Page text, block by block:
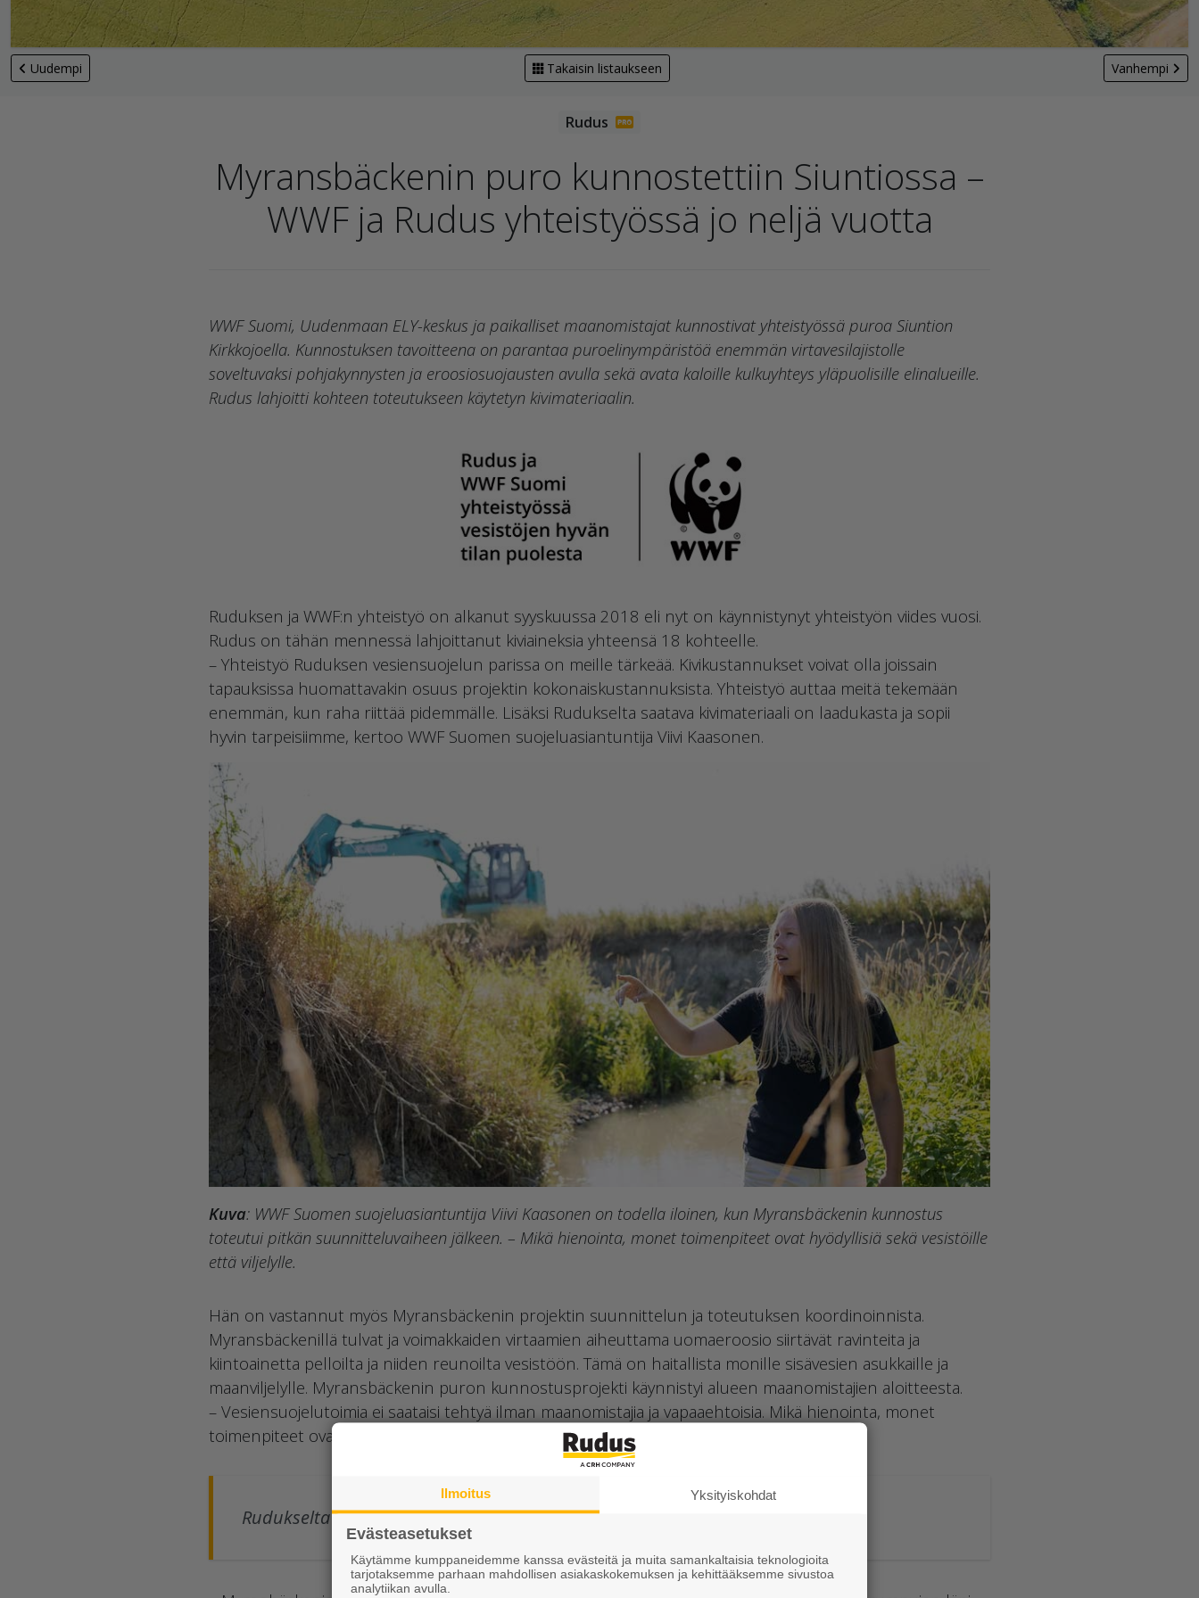
Uudempi Takaisin listaukseen Vanhempi
Myransbäckenin puro kunnostettiin Siuntiossa –
WWF ja Rudus yhteistyössä jo neljä vuotta
WWF Suomi, Uudenmaan ELY-keskus ja paikalliset maanomistajat kunnostivat yhteistyössä puroa Siuntion
Kirkkojoella. Kunnostuksen tavoitteena on parantaa puroelinympäristöä enemmän virtavesilajistolle
soveltuvaksi pohjakynnysten ja eroosiosuojausten avulla sekä avata kaloille kulkuyhteys yläpuolisille elinalueille.
Rudus lahjoitti kohteen toteutukseen käytetyn kivimateriaalin.
Ruduksen ja WWF:n yhteistyö on alkanut syyskuussa 2018 eli nyt on käynnistynyt yhteistyön viides vuosi.
Rudus on tähän mennessä lahjoittanut kiviaineksia yhteensä 18 kohteelle.
– Yhteistyö Ruduksen vesiensuojelun parissa on meille tärkeää. Kivikustannukset voivat olla joissain
tapauksissa huomattavakin osuus projektin kokonaiskustannuksista. Yhteistyö auttaa meitä tekemään
enemmän, kun raha riittää pidemmälle. Lisäksi Rudukselta saatava kivimateriaali on laadukasta ja sopii
hyvin tarpeisiimme, kertoo WWF Suomen suojeluasiantuntija Viivi Kaasonen.
Kuva: WWF Suomen suojeluasiantuntija Viivi Kaasonen on todella iloinen, kun Myransbäckenin kunnostus
toteutui pitkän suunnitteluvaiheen jälkeen. – Mikä hienointa, monet toimenpiteet ovat hyödyllisiä sekä vesistöille
että viljelylle.
Hän on vastannut myös Myransbäckenin projektin suunnittelun ja toteutuksen koordinoinnista.
Myransbäckenillä tulvat ja voimakkaiden virtaamien aiheuttama uomaeroosio siirtävät ravinteita ja
kiintoainetta pelloilta ja niiden reunoilta vesistöön. Tämä on haitallista monille sisävesien asukkaille ja
maanviljelylle. Myransbäckenin puron kunnostusprojekti käynnistyi alueen maanomistajien aloitteesta.
– Vesiensuojelutoimia ei saataisi tehtyä ilman maanomistajia ja vapaaehtoisia. Mikä hienointa, monet
toimenpiteet ovat hyödyllisiä sekä vesistöille että viljelylle, Kaasonen toteaa.
Rudukselta saatava kivimateriaali on laadukasta ja sopii hyvin tarpeisiimme.
Ilmoitus Yksityiskohdat
Evästeasetukset
Käytämme kumppaneidemme kanssa evästeitä ja muita samankaltaisia teknologioita
tarjotaksemme parhaan mahdollisen asiakaskokemuksen ja kehittääksemme sivustoa
analytiikan avulla.